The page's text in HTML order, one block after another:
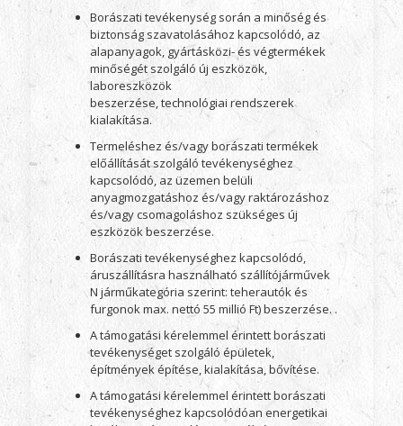
Borászati tevékenység során a minőség és
biztonság szavatolásához kapcsolódó, az
alapanyagok, gyártásközi- és végtermékek
minőségét szolgáló új eszközök,
laboreszközök
beszerzése, technológiai rendszerek
kialakítása.
Termeléshez és/vagy borászati termékek
előállítását szolgáló tevékenységhez
kapcsolódó, az üzemen belüli
anyagmozgatáshoz és/vagy raktározáshoz
és/vagy csomagoláshoz szükséges új
eszközök beszerzése.
Borászati tevékenységhez kapcsolódó,
áruszállításra használható szállítójárművek
N járműkategória szerint: teherautók és
furgonok max. nettó 55 millió Ft) beszerzése. .
A támogatási kérelemmel érintett borászati
tevékenységet szolgáló épületek,
építmények építése, kialakítása, bővítése.
A támogatási kérelemmel érintett borászati
tevékenységhez kapcsolódóan energetikai